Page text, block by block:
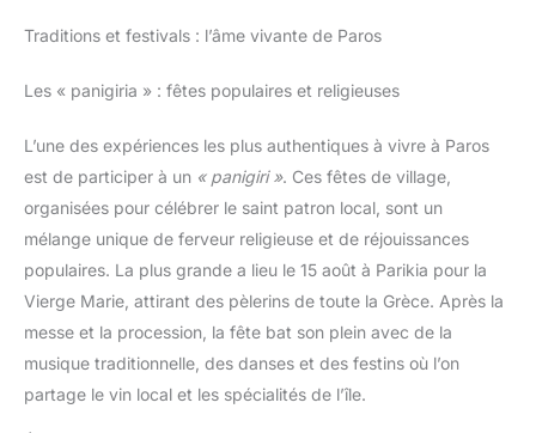
Traditions et festivals : l’âme vivante de Paros
Les « panigiria » : fêtes populaires et religieuses
L’une des expériences les plus authentiques à vivre à Paros
est de participer à un « panigiri ». Ces fêtes de village,
organisées pour célébrer le saint patron local, sont un
mélange unique de ferveur religieuse et de réjouissances
populaires. La plus grande a lieu le 15 août à Parikia pour la
Vierge Marie, attirant des pèlerins de toute la Grèce. Après la
messe et la procession, la fête bat son plein avec de la
musique traditionnelle, des danses et des festins où l’on
partage le vin local et les spécialités de l’île.